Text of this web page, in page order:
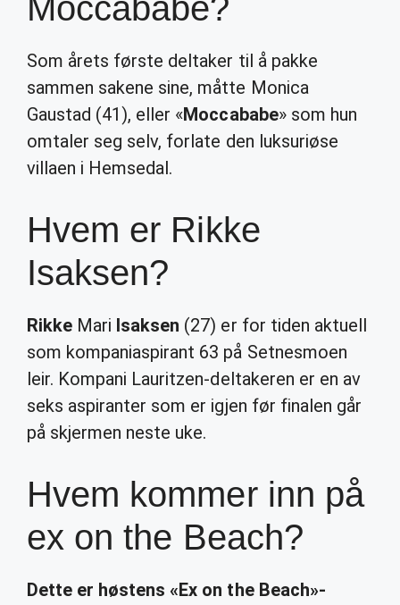
Moccababe?
Som årets første deltaker til å pakke
sammen sakene sine, måtte Monica
Gaustad (41), eller «Moccababe» som hun
omtaler seg selv, forlate den luksuriøse
villaen i Hemsedal.
Hvem er Rikke
Isaksen?
Rikke Mari Isaksen (27) er for tiden aktuell
som kompaniaspirant 63 på Setnesmoen
leir. Kompani Lauritzen-deltakeren er en av
seks aspiranter som er igjen før finalen går
på skjermen neste uke.
Hvem kommer inn på
ex on the Beach?
Dette er høstens «Ex on the Beach»-